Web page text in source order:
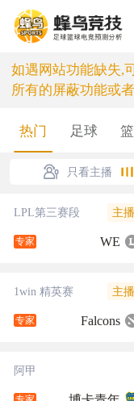
如遇网站功能缺失,
所有的屏蔽功能或
热门 足球
只看主播
LPL第三赛段 主
专家 WE
1win 精英赛 主
专家 Falcons
阿甲